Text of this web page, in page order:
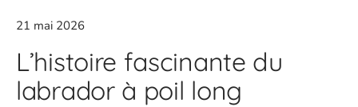
21 mai 2026
L’histoire fascinante du
labrador à poil long